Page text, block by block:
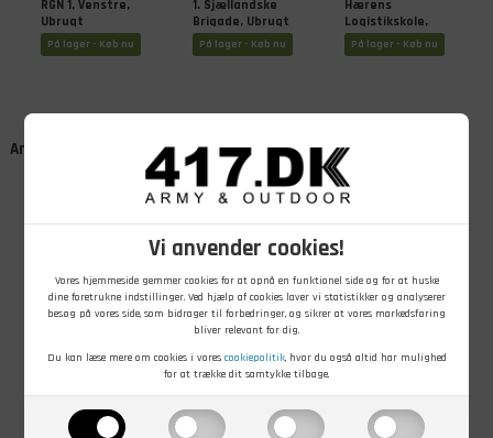
Vi anvender cookies!
Vores hjemmeside gemmer cookies for at opnå en funktionel side og for at huske
dine foretrukne indstillinger. Ved hjælp af cookies laver vi statistikker og analyserer
besøg på vores side, som bidrager til forbedringer, og sikrer at vores markedsføring
bliver relevant for dig.
Du kan læse mere om cookies i vores cookiepolitik, hvor du også altid har mulighed
for at trække dit samtykke tilbage.
RGN 1, Venstre,
Ubrugt
På lager - Køb nu
1. Sjællandske
Brigade, Ubrugt
På lager - Køb nu
Hærens
Logistikskole,
Ubrugt
På lager - Køb nu
Andre kunder købte også
Tjenestestedsmærke
Ingeniør- og
ABC Skole,
Ubrugt
På lager - Køb nu
Original Tysk
Ammunitionskasse,
Brugt
På lager - Køb nu